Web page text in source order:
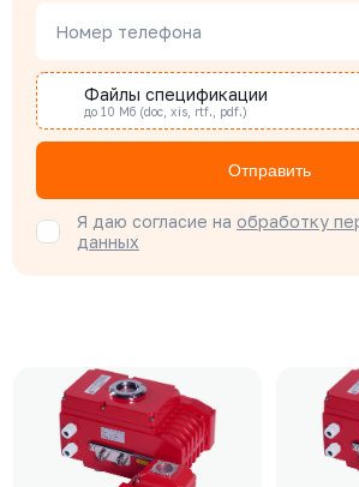
Номер телефона
Файлы спецификации
до 10 Мб (doc, xis, rtf., pdf.)
Отправить
Я даю согласие на обработку
данных